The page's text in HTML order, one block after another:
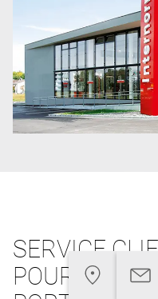
SERVICE
POUR LES